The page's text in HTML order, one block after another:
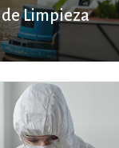
Limpieza